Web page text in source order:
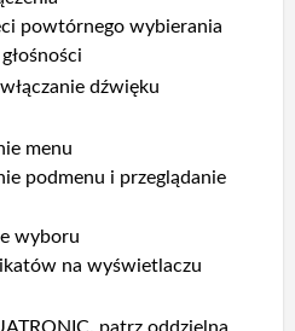
powtórnego wybierania
dźwięku
menu
podmenu i przeglądanie
wyboru
na wyświetlaczu